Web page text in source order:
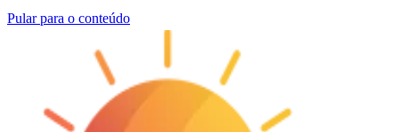
Pular para o conteúdo